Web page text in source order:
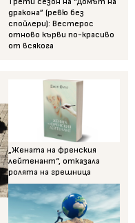
дракона” (ревю без
спойлери): Вестерос
отново кърви по-красиво
от всякога
„Жената на френския
лейтенант“, отказала
ролята на грешница